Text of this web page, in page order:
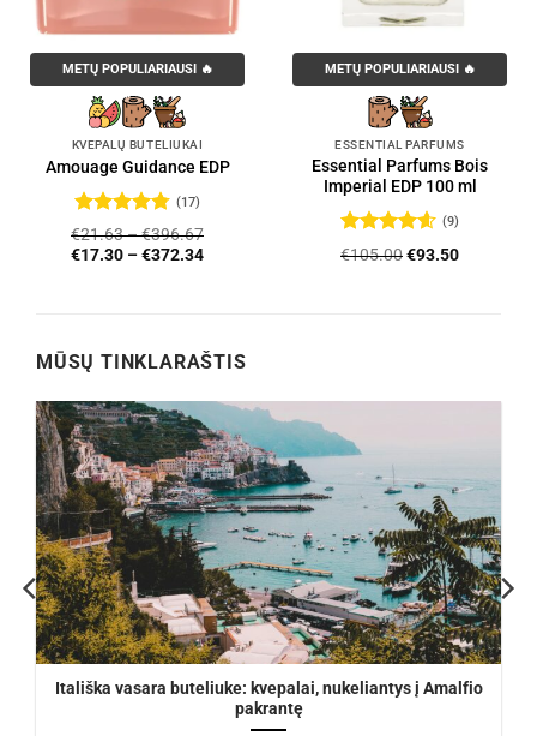
METŲ POPULIARIAUSI 🔥
KVEPALŲ BUTELIUKAI
Amouage Guidance EDP
Įvertinimas:
4.76iš 5
(17)
€21.63–€396.67
€17.30 –€372.34
METŲ POPULIARIAUSI 🔥
ESSENTIAL PARFUMS
Essential Parfums Bois
Imperial EDP 100 ml
Įvertinimas:
(9)
€105.00Original
€93.50Current
MŪSŲ TINKLARAŠTIS
Itališka vasara buteliuke: kvepalai, nukeliantys į Amalfio
pakrantę